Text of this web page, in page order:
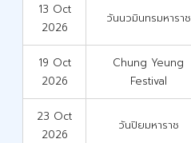
13 Oct
2026
วันนวมินทรมหาราช
19 Oct
2026
Chung Yeung
Festival
23 Oct
2026
วันปิยมหาราช